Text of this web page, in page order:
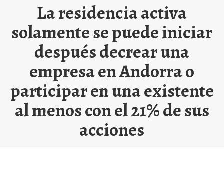
La residencia activa
solamente se puede iniciar
después decrear una
empresa en Andorra o
participar en una existente
al menos con el 21% de sus
acciones